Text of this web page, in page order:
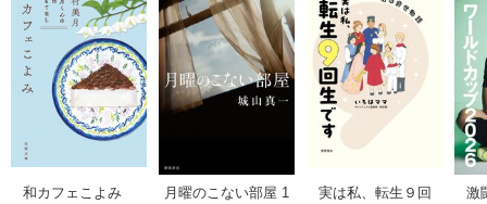
和カフェこよみ
月曜のこない部屋 1
実は私、転生９回
激